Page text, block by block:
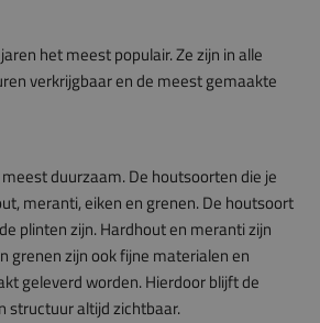
het meest populair. Ze zijn in alle
verkrijgbaar en de meest gemaakte
duurzaam. De houtsoorten die je
meranti, eiken en grenen. De houtsoort
plinten zijn. Hardhout en meranti zijn
grenen zijn ook fijne materialen en
geleverd worden. Hierdoor blijft de
structuur altijd zichtbaar.